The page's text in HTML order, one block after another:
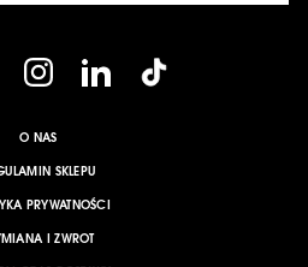
O NAS
SKLEPU
PRYWATNOŚCI
I ZWROT